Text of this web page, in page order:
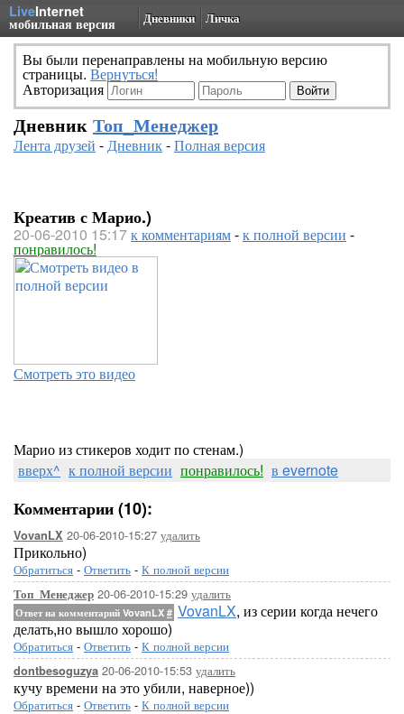
LiveInternet
мобильная версия Дневники Личка
Вы были перенаправлены на мобильную версию
страницы. Вернуться!
Авторизация
Дневник Топ_Менеджер
Лента друзей -Дневник-Полная версия
Креатив с Марио.)
20-06-2010 15:17к комментариям-к полной версии -
понравилось!
Смотреть это видео
Марио из стикеров ходит по стенам.)
вверх^ к полной версии понравилось! в evernote
Комментарии (10):
VovanLX 20-06-2010-15:27 удалить
Прикольно)
Обратиться - Ответить - К полной версии
Топ_Менеджер 20-06-2010-15:29 удалить
Ответ на комментарий VovanLX # VovanLX, из серии когда нечего
делать,но вышло хорошо)
Обратиться - Ответить - К полной версии
dontbesoguzya 20-06-2010-15:53 удалить
кучу времени на это убили, наверное))
Обратиться - Ответить - К полной версии